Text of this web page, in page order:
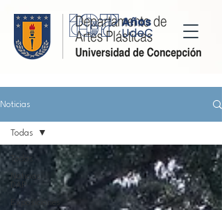
Noticias
Todas
Noticias
DAP
Exposiciones
Todas